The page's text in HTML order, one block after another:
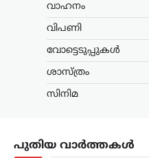
വാഹനം
വിപണി
വോട്ടെടുപ്പുകൾ
ശാസ്ത്രം
സിനിമ
പുതിയ വാർത്തകൾ
കേസിൽ
ട്രെൻഡിംഗ്